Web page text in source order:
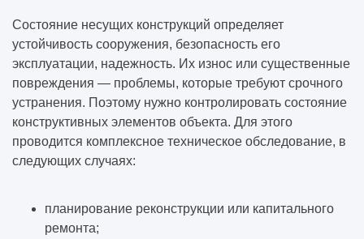
Состояние несущих конструкций определяет
устойчивость сооружения, безопасность его
эксплуатации, надежность. Их износ или существенные
повреждения — проблемы, которые требуют срочного
устранения. Поэтому нужно контролировать состояние
конструктивных элементов объекта. Для этого
проводится комплексное техническое обследование, в
следующих случаях:
планирование реконструкции или капитального
ремонта;